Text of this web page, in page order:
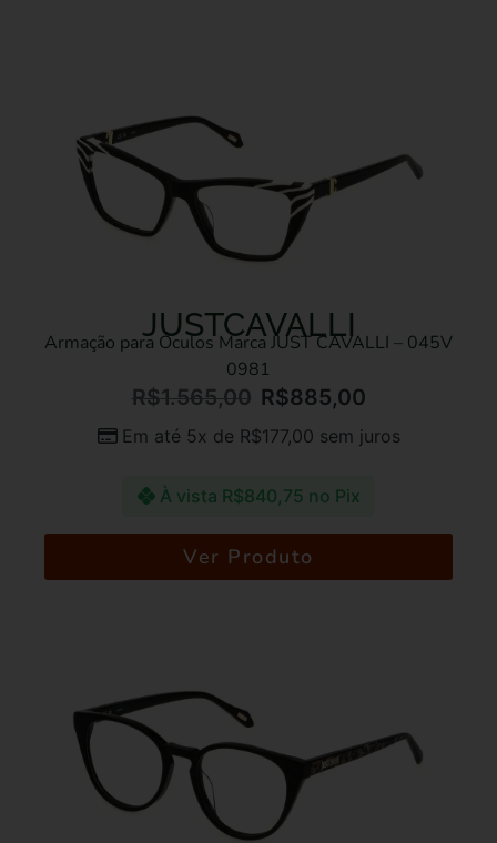
JUSTCAVALLI
Armação para Óculos Marca JUST CAVALLI – 045V
0981
R$1.565,00 R$885,00
Em até 5x de R$177,00 sem juros
À vista R$840,75 no Pix
Ver Produto